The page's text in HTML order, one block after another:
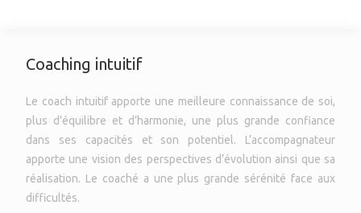
Coaching intuitif
Le coach intuitif apporte une meilleure connaissance de soi,
plus d’équilibre et d’harmonie, une plus grande confiance
dans ses capacités et son potentiel. L’accompagnateur
apporte une vision des perspectives d’évolution ainsi que sa
réalisation. Le coaché a une plus grande sérénité face aux
difficultés.